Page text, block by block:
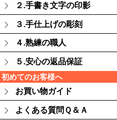
２.手書き文字の印影
３.手仕上げの彫刻
４.熟練の職人
５.安心の返品保証
初めてのお客様へ
お買い物ガイド
よくある質問Ｑ＆Ａ